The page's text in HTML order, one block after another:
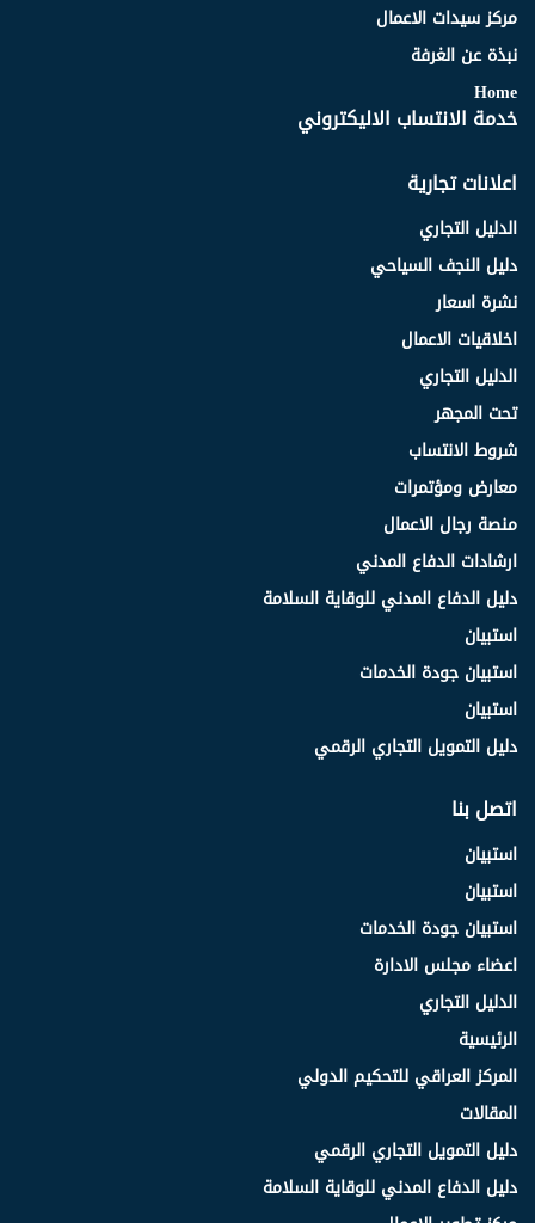
مركز سيدات الاعمال
نبذة عن الغرفة
Home
خدمة الانتساب الاليكتروني
اعلانات تجارية
الدليل التجاري
دليل النجف السياحي
نشرة اسعار
اخلاقيات الاعمال
الدليل التجاري
تحت المجهر
شروط الانتساب
معارض ومؤتمرات
منصة رجال الاعمال
ارشادات الدفاع المدني
دليل الدفاع المدني للوقاية السلامة
استبيان
استبيان جودة الخدمات
استبيان
دليل التمويل التجاري الرقمي
اتصل بنا
استبيان
استبيان
استبيان جودة الخدمات
اعضاء مجلس الادارة
الدليل التجاري
الرئيسية
المركز العراقي للتحكيم الدولي
المقالات
دليل التمويل التجاري الرقمي
دليل الدفاع المدني للوقاية السلامة